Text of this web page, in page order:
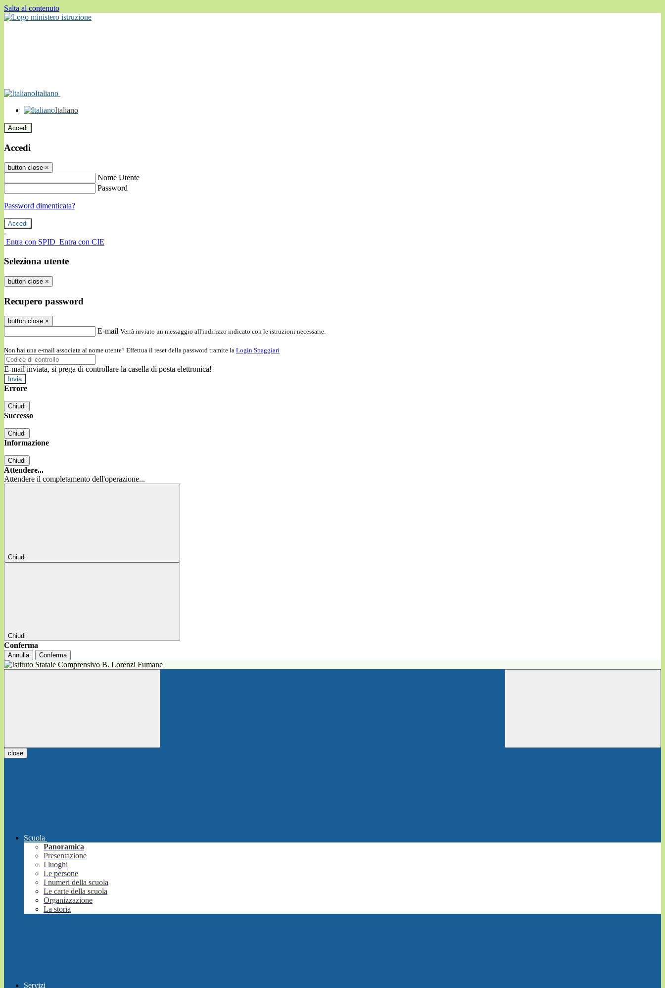
Salta al contenuto
Italiano
Italiano
Accedi
Accedi
button close ×
Nome Utente
Password
Password dimenticata?
-
Entra con SPID Entra con CIE
Seleziona utente
button close ×
Recupero password
button close ×
E-mail Verrà inviato un messaggio all'indirizzo indicato con le istruzioni necessarie.
Non hai una e-mail associata al nome utente? Effettua il reset della password tramite la Login Spaggiari
E-mail inviata, si prega di controllare la casella di posta elettronica!
Errore
Chiudi
Successo
Chiudi
Informazione
Chiudi
Attendere...
Attendere il completamento dell'operazione...
Chiudi
Chiudi
Conferma
Annulla Conferma
close
Scuola
Panoramica
Presentazione
I luoghi
Le persone
I numeri della scuola
Le carte della scuola
Organizzazione
La storia
Servizi